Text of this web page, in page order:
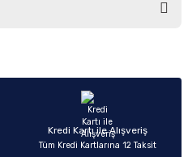
formunu kullanarak tarafımıza
bulunuyor.
siz yapın!
Kredi Kartı ile Alışveriş
Tüm Kredi Kartlarına 12 Taksit